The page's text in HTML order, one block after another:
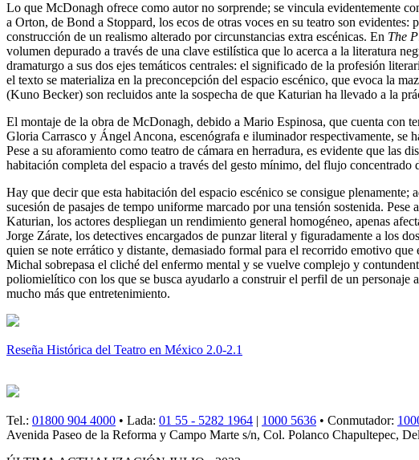
Lo que McDonagh ofrece como autor no sorprende; se vincula evidentemente
a Orton, de Bond a Stoppard, los ecos de otras voces en su teatro son
construcción de un realismo alterado por circunstancias extra escénicas. En The
volumen depurado a través de una clave estilística que lo acerca a la literatura
dramaturgo a sus dos ejes temáticos centrales: el significado de la profesión
el texto se materializa en la preconcepción del espacio escénico, que evoca la
(Kuno Becker) son recluidos ante la sospecha de que Katurian ha llevado a la
El montaje de la obra de McDonagh, debido a Mario Espinosa, que cuenta con
Gloria Carrasco y Ángel Ancona, escenógrafa e iluminador respectivamente, se
Pese a su aforamiento como teatro de cámara en herradura, es evidente que las
habitación completa del espacio a través del gesto mínimo, del flujo concentrado
Hay que decir que esta habitación del espacio escénico se consigue
sucesión de pasajes de tempo uniforme marcado por una tensión sostenida.
Katurian, los actores despliegan un rendimiento general homogéneo, apenas
Jorge Zárate, los detectives encargados de punzar literal y figuradamente a los
quien se note errático y distante, demasiado formal para el recorrido emotivo
Michal sobrepasa el cliché del enfermo mental y se vuelve complejo y
poliomielítico con los que se busca ayudarlo a construir el perfil de un personaje
mucho más que entretenimiento.
Reseña Histórica del Teatro en México 2.0-2.1
Tel.: 01800 904 4000 • Lada: 01 55 - 5282 1964 | 1000 5636 • Conmutador:
Avenida Paseo de la Reforma y Campo Marte s/n, Col. Polanco Chapultepec,